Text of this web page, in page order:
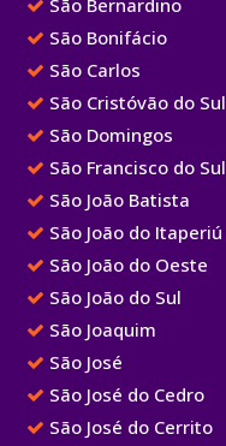
São Bernardino
São Bonifácio
São Carlos
São Cristóvão do Sul
São Domingos
São Francisco do Sul
São João Batista
São João do Itaperiú
São João do Oeste
São João do Sul
São Joaquim
São José
São José do Cedro
São José do Cerrito